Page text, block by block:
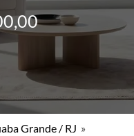
Grande / RJ »